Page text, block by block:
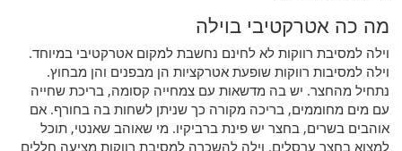
מה כה אטרקטיבי בוילה
וילה למסיבת רווקות לא לחינם נחשבת למקום אטרקטיבי במיוחד.
וילה למסיבות רווקות שופעת אטרקציות הן מבפנים והן מבחוץ.
נתחיל מהחצר. יש בה מדשאות עם צמחייה קסומה, בריכת שחייה
עם מים מחוממים, בריכה מקורה כך שניתן לשחות בה בחורף. אם
אוהבים בשרים, בחצר יש פינת ברביקיו. מי שאוהב שאנטי, תוכל
למצוא בחצר ערסלים. וילה להשכרה למסיבת רווקות מציעה חללים